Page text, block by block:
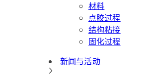
材料
点胶过程
结构粘接
固化过程
新闻与活动